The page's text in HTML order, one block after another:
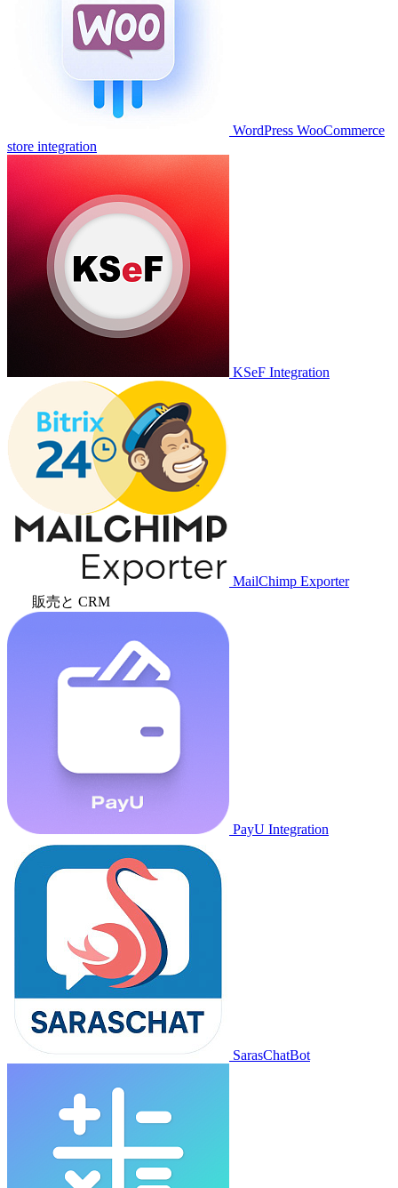
WordPress WooCommerce
store integration
KSeF Integration
MailChimp Exporter
販売と CRM
PayU Integration
SarasChatBot